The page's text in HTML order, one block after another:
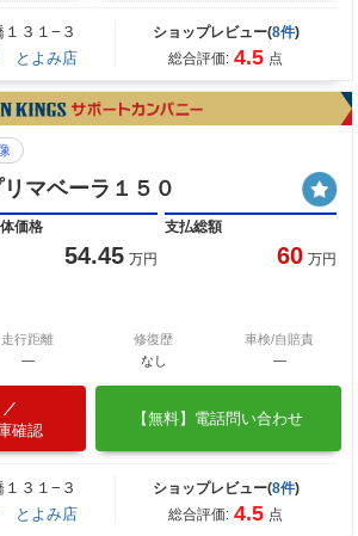
３１−３
とよみ店
ショップレビュー(8件)
総合評価: 4.5 点
マベーラ１５０
価格
54.45 万円
支払総額
60 万円
走行距離
―
修復歴
なし
車検/自賠責
―
確認
【無料】電話問い合わせ
３１−３
とよみ店
ショップレビュー(8件)
総合評価: 4.5 点